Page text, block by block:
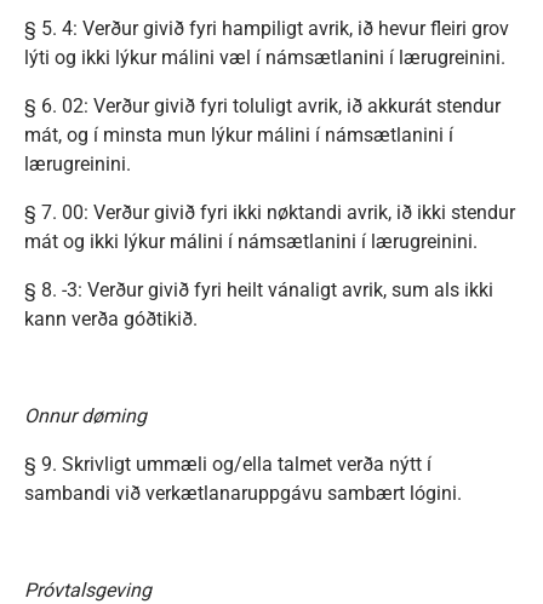
§ 5. 4: Verður givið fyri hampiligt avrik, ið hevur fleiri grov
lýti og ikki lýkur málini væl í námsætlanini í lærugreinini.
§ 6. 02: Verður givið fyri toluligt avrik, ið akkurát stendur
mát, og í minsta mun lýkur málini í námsætlanini í
lærugreinini.
§ 7. 00: Verður givið fyri ikki nøktandi avrik, ið ikki stendur
mát og ikki lýkur málini í námsætlanini í lærugreinini.
§ 8. -3: Verður givið fyri heilt vánaligt avrik, sum als ikki
kann verða góðtikið.
Onnur døming
§ 9. Skrivligt ummæli og/ella talmet verða nýtt í
sambandi við verkætlanaruppgávu sambært lógini.
Próvtalsgeving